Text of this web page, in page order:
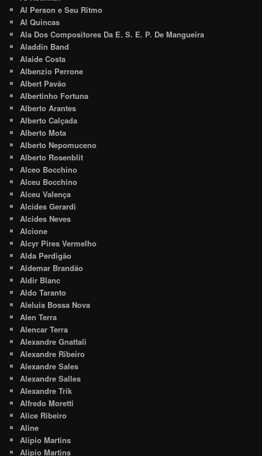
Al Person e Seu Ritmo
Al Quincas
Ala Dos Compositores Da E. S. E. P. De Mangueira
Aladdin Band
Alaide Costa
Albenzio Perrone
Albert Pavão
Albertinho Fortuna
Alberto Arantes
Alberto Calçada
Alberto Mota
Alberto Nepomuceno
Alberto Rosenblit
Alceo Bocchino
Alceu Bocchino
Alceu Valença
Alcides Gerardi
Alcides Neves
Alcione
Alcyr Pires Vermelho
Alda Perdigão
Aldemar Brandão
Aldir Blanc
Aldo Taranto
Aleluia Bossa Nova
Alen Terra
Alencar Terra
Alexandre Gnattali
Alexandre Ribeiro
Alexandre Sales
Alexandre Salles
Alexandre Trik
Alfredo Moretti
Alice Ribeiro
Aline
Alípio Martins
Alipio Martins